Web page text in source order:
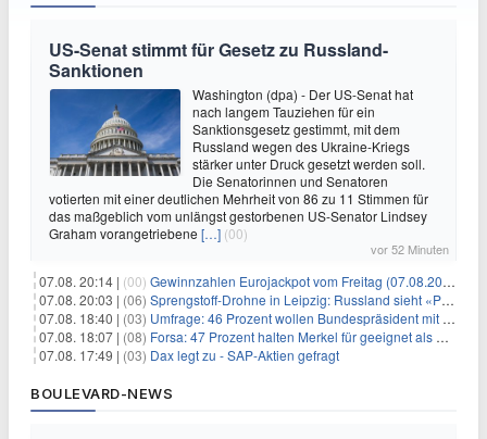
US-Senat stimmt für Gesetz zu Russland-
Sanktionen
Washington (dpa) - Der US-Senat hat
nach langem Tauziehen für ein
Sanktionsgesetz gestimmt, mit dem
Russland wegen des Ukraine-Kriegs
stärker unter Druck gesetzt werden soll.
Die Senatorinnen und Senatoren
votierten mit einer deutlichen Mehrheit von 86 zu 11 Stimmen für
das maßgeblich vom unlängst gestorbenen US-Senator Lindsey
Graham vorangetriebene […] (00)
vor 52 Minuten
07.08. 20:14 | (00) Gewinnzahlen Eurojackpot vom Freitag (07.08.2026)
07.08. 20:03 | (06) Sprengstoff-Drohne in Leipzig: Russland sieht «Provokation»
07.08. 18:40 | (03) Umfrage: 46 Prozent wollen Bundespräsident mit Politik-Erfahrung
07.08. 18:07 | (08) Forsa: 47 Prozent halten Merkel für geeignet als Bundespräsidentin
07.08. 17:49 | (03) Dax legt zu - SAP-Aktien gefragt
BOULEVARD-NEWS